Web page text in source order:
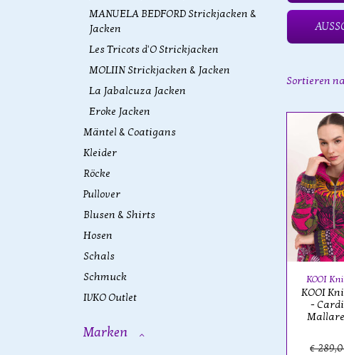
MANUELA BEDFORD Strickjacken &
Jacken
Les Tricots d'O Strickjacken
MOLIIN Strickjacken & Jacken
La Jabalcuza Jacken
Eroke Jacken
Mäntel & Coatigans
Kleider
Röcke
Pullover
Blusen & Shirts
Hosen
Schals
Schmuck
IVKO Outlet
Marken
Sortieren
KOOI
KOOI
-
€